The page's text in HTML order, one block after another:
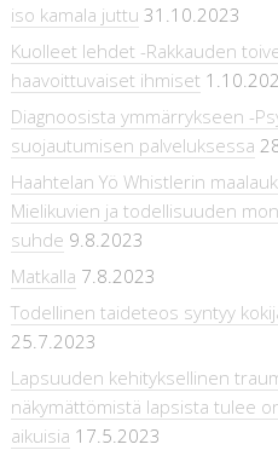
iso kamala juttu 31.10.2023
Kuolleet lehdet -Rakkauden
haavoittuvaiset ihmiset
Diagnoosista ymmärrykseen -
suojautumisen palveluksessa
Haahtelan Yö Whistlerin
Mielikuvien ja todellisuuden
suhde 9.8.2023
Matkalla 7.8.2023
Todellinen taideteos syntyy
25.7.2023
Lapsuuden kehityksellinen
näkymättömistä lapsista tulee
aikuisia 17.5.2023